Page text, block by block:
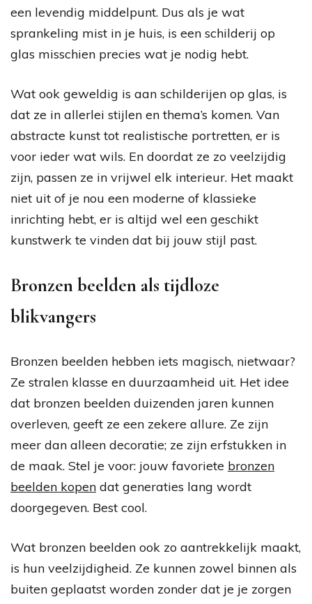
een levendig middelpunt. Dus als je wat
sprankeling mist in je huis, is een schilderij op
glas misschien precies wat je nodig hebt.
Wat ook geweldig is aan schilderijen op glas, is
dat ze in allerlei stijlen en thema’s komen. Van
abstracte kunst tot realistische portretten, er is
voor ieder wat wils. En doordat ze zo veelzijdig
zijn, passen ze in vrijwel elk interieur. Het maakt
niet uit of je nou een moderne of klassieke
inrichting hebt, er is altijd wel een geschikt
kunstwerk te vinden dat bij jouw stijl past.
Bronzen beelden als tijdloze
blikvangers
Bronzen beelden hebben iets magisch, nietwaar?
Ze stralen klasse en duurzaamheid uit. Het idee
dat bronzen beelden duizenden jaren kunnen
overleven, geeft ze een zekere allure. Ze zijn
meer dan alleen decoratie; ze zijn erfstukken in
de maak. Stel je voor: jouw favoriete bronzen
beelden kopen dat generaties lang wordt
doorgegeven. Best cool.
Wat bronzen beelden ook zo aantrekkelijk maakt,
is hun veelzijdigheid. Ze kunnen zowel binnen als
buiten geplaatst worden zonder dat je je zorgen